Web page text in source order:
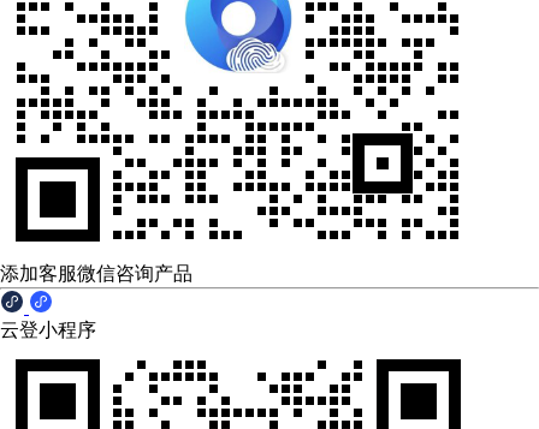
添加客服微信咨询产品
云登小程序